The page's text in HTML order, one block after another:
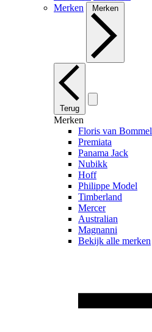
Merken
Merken
Terug
Merken
Floris van Bommel
Premiata
Panama Jack
Nubikk
Hoff
Philippe Model
Timberland
Mercer
Australian
Magnanni
Bekijk alle merken